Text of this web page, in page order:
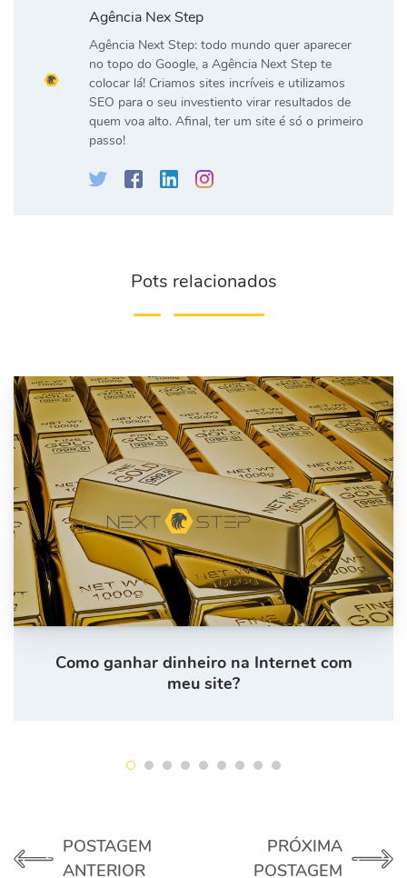
Agência Nex Step
Agência Next Step: todo mundo quer aparecer
no topo do Google, a Agência Next Step te
colocar lá! Criamos sites incríveis e utilizamos
SEO para o seu investiento virar resultados de
quem voa alto. Afinal, ter um site é só o primeiro
passo!
Pots relacionados
Como ganhar dinheiro na Internet com
meu site?
POSTAGEM
ANTERIOR
PRÓXIMA
POSTAGEM